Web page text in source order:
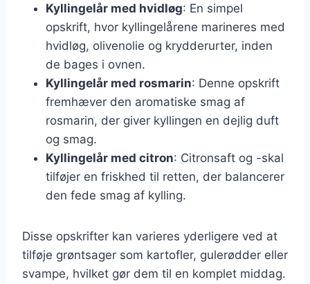
Kyllingelår med hvidløg: En simpel
opskrift, hvor kyllingelårene marineres med
hvidløg, olivenolie og krydderurter, inden
de bages i ovnen.
Kyllingelår med rosmarin: Denne opskrift
fremhæver den aromatiske smag af
rosmarin, der giver kyllingen en dejlig duft
og smag.
Kyllingelår med citron: Citronsaft og -skal
tilføjer en friskhed til retten, der balancerer
den fede smag af kylling.
Disse opskrifter kan varieres yderligere ved at
tilføje grøntsager som kartofler, gulerødder eller
svampe, hvilket gør dem til en komplet middag.